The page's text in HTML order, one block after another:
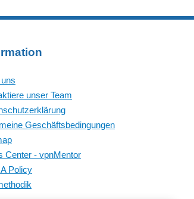
unser Team
Geschäftsbedingungen
Center - vpnMentor
Policy